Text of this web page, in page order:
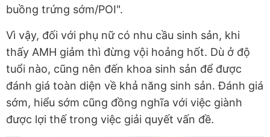
buồng trứng sớm/POI".
Vì vậy, đối với phụ nữ có nhu cầu sinh sản, khi
thấy AMH giảm thì đừng vội hoảng hốt. Dù ở độ
tuổi nào, cũng nên đến khoa sinh sản để được
đánh giá toàn diện về khả năng sinh sản. Đánh giá
sớm, hiểu sớm cũng đồng nghĩa với việc giành
được lợi thế trong việc giải quyết vấn đề.